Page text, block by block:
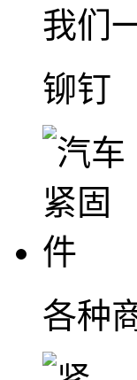
我们
铆钉
各种